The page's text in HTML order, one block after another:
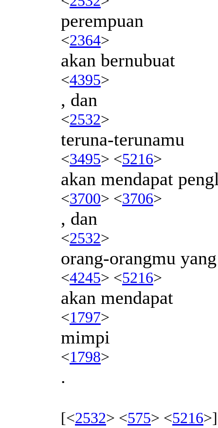
perempuan
<2364>
akan bernubuat
<4395>
, dan
<2532>
teruna-terunamu
<3495> <5216>
akan mendapat
<3700> <3706>
, dan
<2532>
orang-orangmu
<4245> <5216>
akan mendapat
<1797>
mimpi
<1798>
.
[<2532> <575> <5216>]